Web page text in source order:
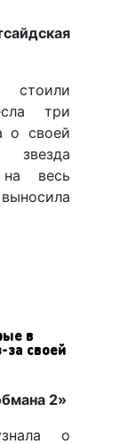
стоили
три
о своей
весь
в
за своей
2»
о